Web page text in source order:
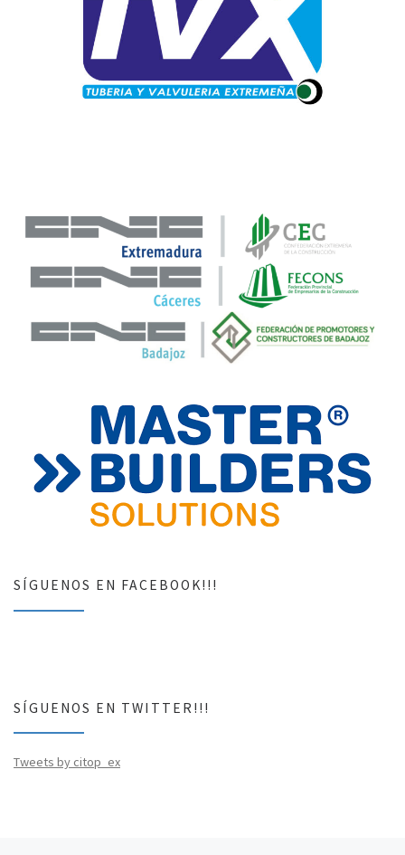
SÍGUENOS EN FACEBOOK!!!
SÍGUENOS EN TWITTER!!!
Tweets by citop_ex